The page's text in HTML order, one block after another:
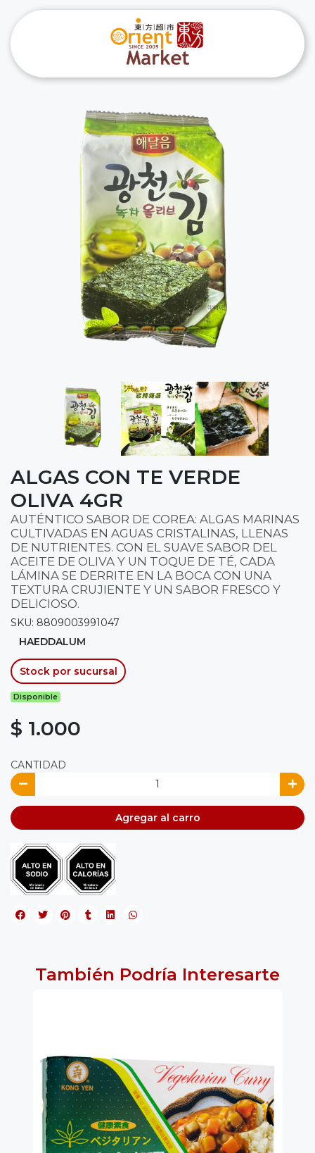
ALGAS CON TE VERDE
OLIVA 4GR
AUTÉNTICO SABOR DE COREA: ALGAS MARINAS
CULTIVADAS EN AGUAS CRISTALINAS, LLENAS
DE NUTRIENTES. CON EL SUAVE SABOR DEL
ACEITE DE OLIVA Y UN TOQUE DE TÉ, CADA
LÁMINA SE DERRITE EN LA BOCA CON UNA
TEXTURA CRUJIENTE Y UN SABOR FRESCO Y
DELICIOSO.
SKU: 8809003991047
HAEDDALUM
Stock por sucursal
Disponible
$ 1.000
CANTIDAD
Agregar al carro
También Podría Interesarte